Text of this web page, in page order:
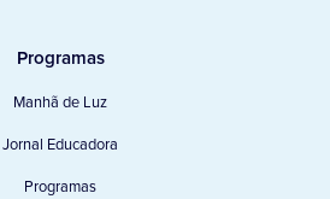
Programas
Manhã de Luz
Jornal Educadora
Programas